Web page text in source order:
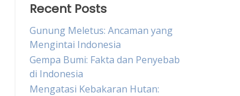
Recent Posts
Gunung Meletus: Ancaman yang
Mengintai Indonesia
Gempa Bumi: Fakta dan Penyebab
di Indonesia
Mengatasi Kebakaran Hutan: